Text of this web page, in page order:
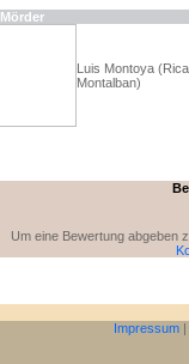
Mörder
Luis Montoya
Montalban)
Um eine Bewertung abgeben
Impressum |